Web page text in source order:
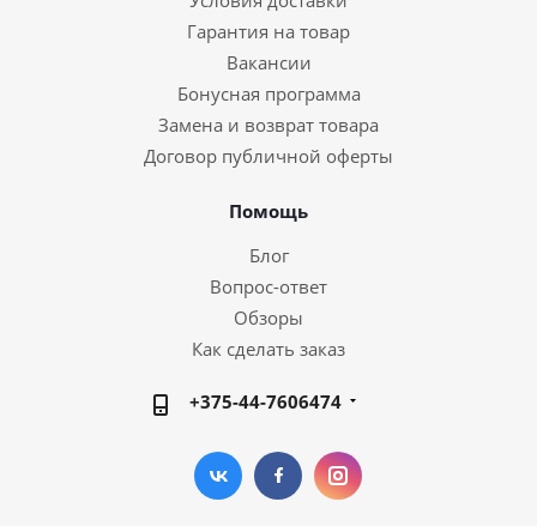
Гарантия на товар
Вакансии
Бонусная программа
Замена и возврат товара
Договор публичной оферты
Помощь
Блог
Вопрос-ответ
Обзоры
Как сделать заказ
+375-44-7606474